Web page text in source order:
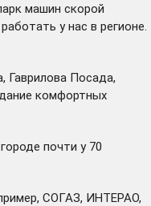
машин скорой
у нас в регионе.
Гаврилова Посада,
комфортных
почти у 70
СОГАЗ, ИНТЕРАО,